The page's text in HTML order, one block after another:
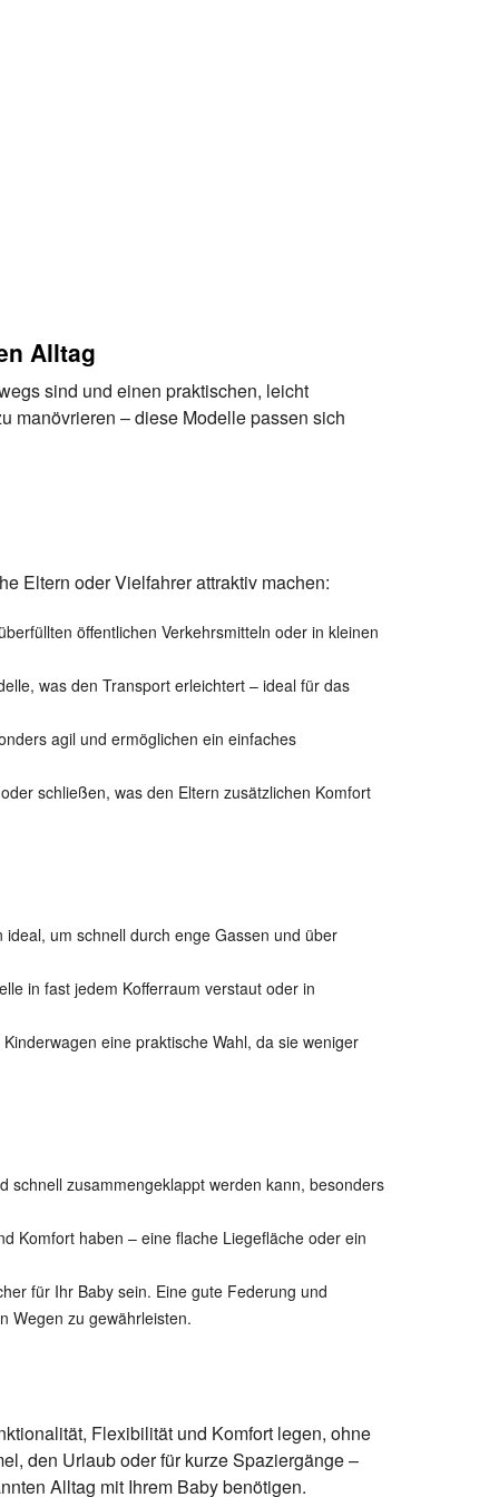
Alltag
sind und einen praktischen, leicht
manövrieren – diese Modelle passen sich
Eltern oder Vielfahrer attraktiv machen:
öffentlichen Verkehrsmitteln oder in kleinen
was den Transport erleichtert – ideal für das
agil und ermöglichen ein einfaches
schließen, was den Eltern zusätzlichen Komfort
um schnell durch enge Gassen und über
in fast jedem Kofferraum verstaut oder in
eine praktische Wahl, da sie weniger
schnell zusammengeklappt werden kann, besonders
Komfort haben – eine flache Liegefläche oder ein
für Ihr Baby sein. Eine gute Federung und
Wegen zu gewährleisten.
Flexibilität und Komfort legen, ohne
den Urlaub oder für kurze Spaziergänge –
Alltag mit Ihrem Baby benötigen.